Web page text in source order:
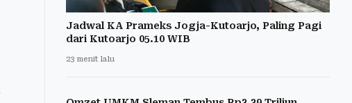
Jadwal KA Prameks Jogja-Kutoarjo, Paling Pagi
dari Kutoarjo 05.10 WIB
23 menit lalu